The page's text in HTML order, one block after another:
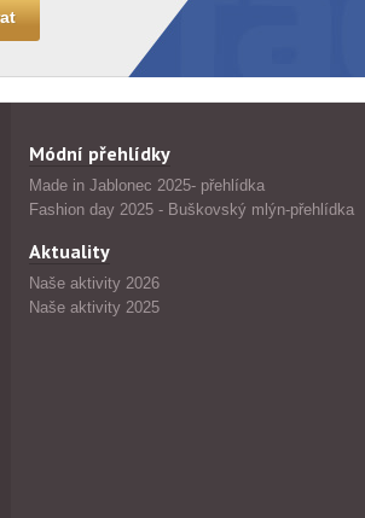
Módní přehlídky
Made in Jablonec 2025- přehlídka
Fashion day 2025 - Buškovský mlýn-přehlídka
Aktuality
Naše aktivity 2026
Naše aktivity 2025